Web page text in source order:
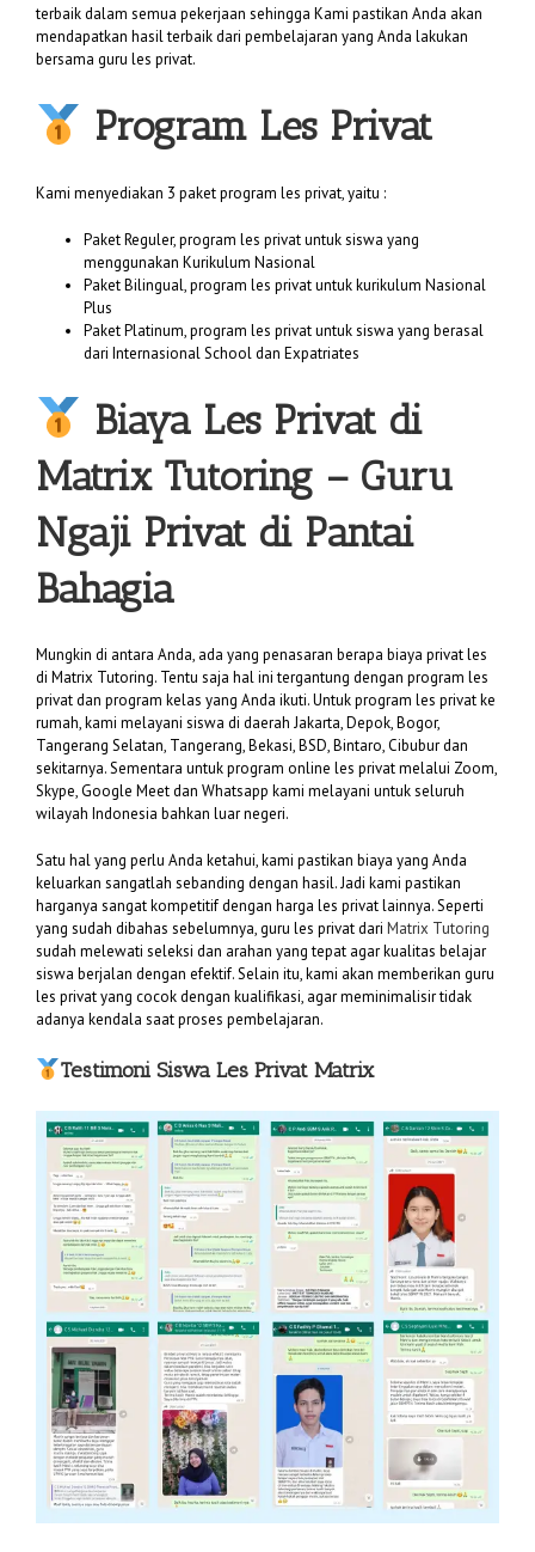
terbaik dalam semua pekerjaan sehingga Kami pastikan Anda akan
mendapatkan hasil terbaik dari pembelajaran yang Anda lakukan
bersama guru les privat.
Program Les Privat
Kami menyediakan 3 paket program les privat, yaitu :
Paket Reguler, program les privat untuk siswa yang
menggunakan Kurikulum Nasional
Paket Bilingual, program les privat untuk kurikulum Nasional
Plus
Paket Platinum, program les privat untuk siswa yang berasal
dari Internasional School dan Expatriates
Biaya Les Privat di
Matrix Tutoring – Guru
Ngaji Privat di Pantai
Bahagia
Mungkin di antara Anda, ada yang penasaran berapa biaya privat les
di Matrix Tutoring. Tentu saja hal ini tergantung dengan program les
privat dan program kelas yang Anda ikuti. Untuk program les privat ke
rumah, kami melayani siswa di daerah Jakarta, Depok, Bogor,
Tangerang Selatan, Tangerang, Bekasi, BSD, Bintaro, Cibubur dan
sekitarnya. Sementara untuk program online les privat melalui Zoom,
Skype, Google Meet dan Whatsapp kami melayani untuk seluruh
wilayah Indonesia bahkan luar negeri.
Satu hal yang perlu Anda ketahui, kami pastikan biaya yang Anda
keluarkan sangatlah sebanding dengan hasil. Jadi kami pastikan
harganya sangat kompetitif dengan harga les privat lainnya. Seperti
yang sudah dibahas sebelumnya, guru les privat dari Matrix Tutoring
sudah melewati seleksi dan arahan yang tepat agar kualitas belajar
siswa berjalan dengan efektif. Selain itu, kami akan memberikan guru
les privat yang cocok dengan kualifikasi, agar meminimalisir tidak
adanya kendala saat proses pembelajaran.
Testimoni Siswa Les Privat Matrix